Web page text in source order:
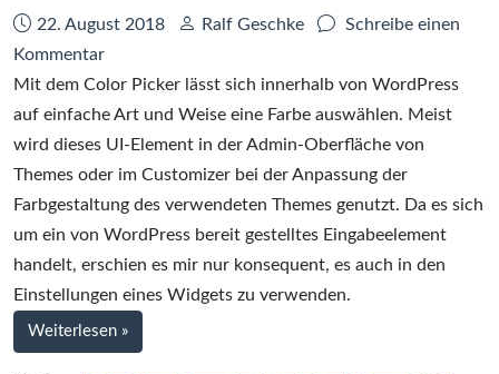
Datum:
22. August 2018 Autor:
Ralf Geschke
Schreibe einen
Kommentarzu
Integration
des
WordPress
Color
Pickers
in
die
Widget-
Admin-
UI
Mit dem Color Picker lässt sich innerhalb von WordPress
auf einfache Art und Weise eine Farbe auswählen. Meist
wird dieses UI-Element in der Admin-Oberfläche von
Themes oder im Customizer bei der Anpassung der
Farbgestaltung des verwendeten Themes genutzt. Da es sich
um ein von WordPress bereit gestelltes Eingabeelement
handelt, erschien es mir nur konsequent, es auch in den
Einstellungen eines Widgets zu verwenden.
Weiterlesen bei
Integration
»